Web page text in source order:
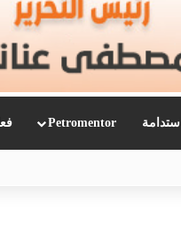
استدامة Petromentor